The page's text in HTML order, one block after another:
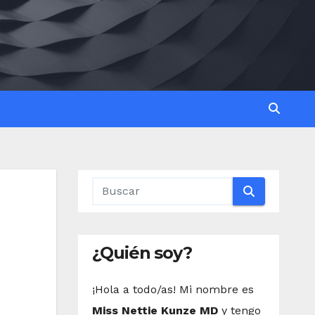
¿Quién soy?
¡Hola a todo/as! Mi nombre es
Miss Nettie Kunze MDy tengo